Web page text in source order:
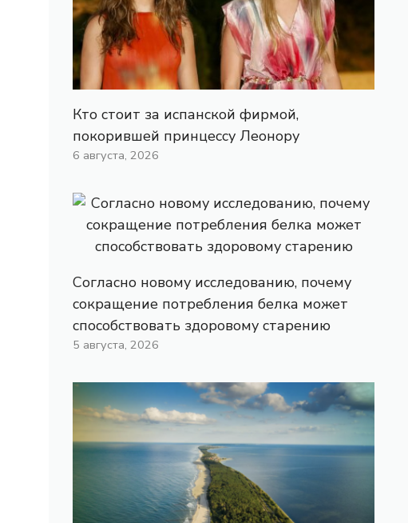
Кто стоит за испанской фирмой,
покорившей принцессу Леонору
6 августа, 2026
Согласно новому исследованию, почему
сокращение потребления белка может
способствовать здоровому старению
5 августа, 2026